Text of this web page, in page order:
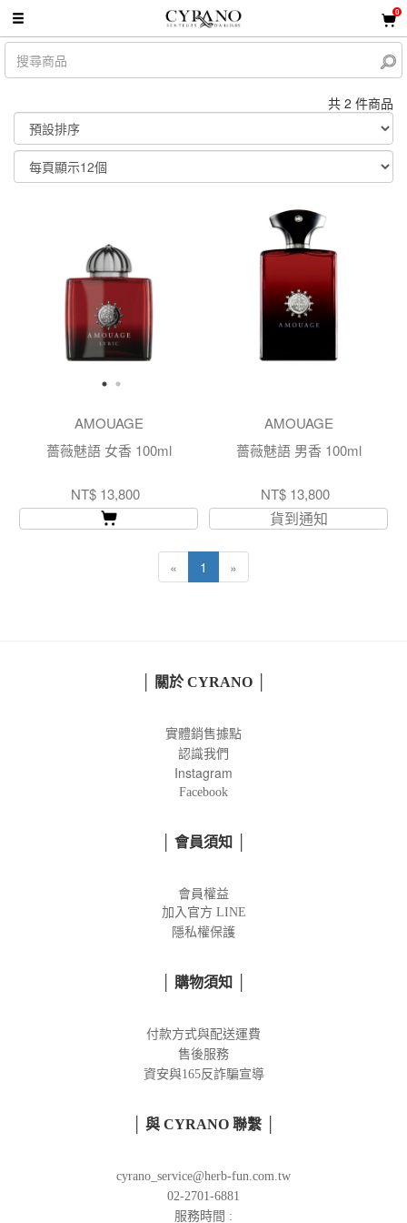
0
共 2 件商品
AMOUAGE
薔薇魅語 女香 100ml
NT$ 13,800
AMOUAGE
薔薇魅語 男香 100ml
NT$ 13,800
貨到通知
« 1 »
│ 關於 CYRANO │
實體銷售據點
認識我們
Instagram
Facebook
│ 會員須知 │
會員權益
加入官方 LINE
隱私權保護
│ 購物須知 │
付款方式與配送運費
售後服務
資安與165反詐騙宣導
│ 與 CYRANO 聯繫 │
cyrano_service@herb-fun.com.tw
02-2701-6881
服務時間 :